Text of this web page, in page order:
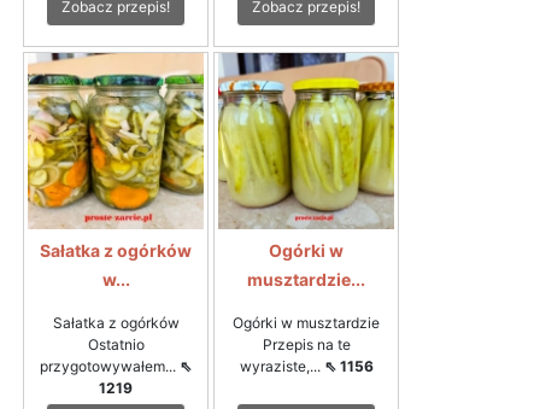
Zobacz przepis! Zobacz przepis!
Sałatka z ogórków
w...
Sałatka z ogórków
Ostatnio
przygotowywałem... ⇖
1219
Ogórki w
musztardzie...
Ogórki w musztardzie
Przepis na te
wyraziste,... ⇖ 1156